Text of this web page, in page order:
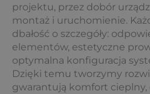
projektu, przez dobór
montaż i uruchomienie.
dbałość o szczegóły:
elementów, estetyczne
optymalna konfiguracja
Dzięki temu tworzymy
gwarantują komfort cieplny,